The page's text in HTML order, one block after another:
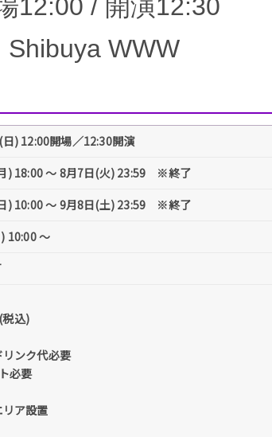
12:00 / 開演12:30
Shibuya WWW
) 12:00開場／12:30開演
) 18:00 〜 8月7日(火) 23:59 ※終了
) 10:00 〜 9月8日(土) 23:59 ※終了
10:00 〜
込)
ンク代必要
必要
ア設置